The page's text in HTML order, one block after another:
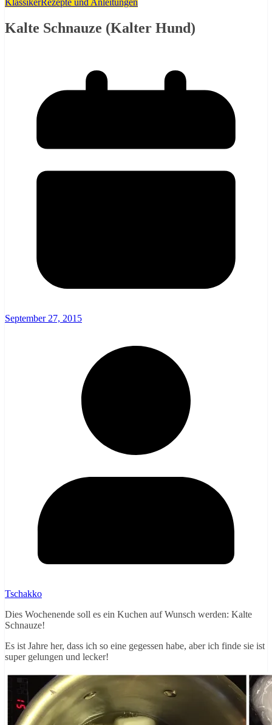
Kalte Schnauze (Kalter Hund)
September 27, 2015
Tschakko
Dies Wochenende soll es ein Kuchen auf Wunsch werden: Kalte
Schnauze!
Es ist Jahre her, dass ich so eine gegessen habe, aber ich finde sie ist
super gelungen und lecker!